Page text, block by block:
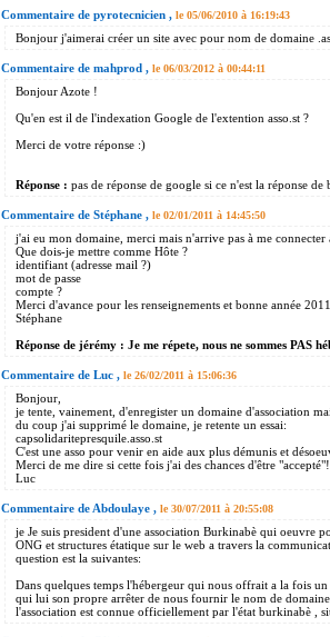
Commentaire de pyrotecnicien , le 05/06/2010 à 16:19:43
Bonjour j'aimerai créer un site avec pour nom de domaine
Commentaire de mahprod , le 06/03/2012 à 00:44:11
Bonjour Azote !
Qu'en est il de l'indexation Google de l'extention asso.st ?
Merci de votre réponse :)
Réponse : pas de réponse de google si ce n'est la réponse de
Commentaire de Stéphane , le 02/01/2011 à 14:45:50
j'ai eu mon domaine, merci mais n'arrive pas à me
Que dois-je mettre comme Hôte ?
identifiant (adresse mail ?)
mot de passe
compte ?
Merci d'avance pour les renseignements et bonne année 2011
Stéphane
Réponse de jérémy : Je me répete, nous ne sommes PAS
Commentaire de Luc , le 26/02/2011 à 15:06:36
Bonjour,
je tente, vainement, d'enregister un domaine d'association
du coup j'ai supprimé le domaine, je retente un essai:
capsolidaritepresquile.asso.st
C'est une asso pour venir en aide aux plus démunis et
Merci de me dire si cette fois j'ai des chances d'être
Luc
Commentaire de Abdoulaye , le 30/07/2011 à 20:55:08
je Je suis president d'une association Burkinabè qui oeuvre
ONG et structures étatique sur le web a travers la
question est la suivantes:
Dans quelques temps l'hébergeur qui nous offrait a la fois
qui lui son propre arrêter de nous fournir le nom de
l'association est connue officiellement par l'état burkinabè ,